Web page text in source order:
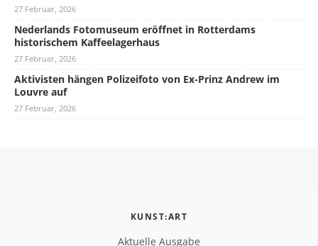
27 Februar, 2026
Nederlands Fotomuseum eröffnet in Rotterdams
historischem Kaffeelagerhaus
27 Februar, 2026
Aktivisten hängen Polizeifoto von Ex-Prinz Andrew im
Louvre auf
27 Februar, 2026
KUNST:ART
Aktuelle Ausgabe